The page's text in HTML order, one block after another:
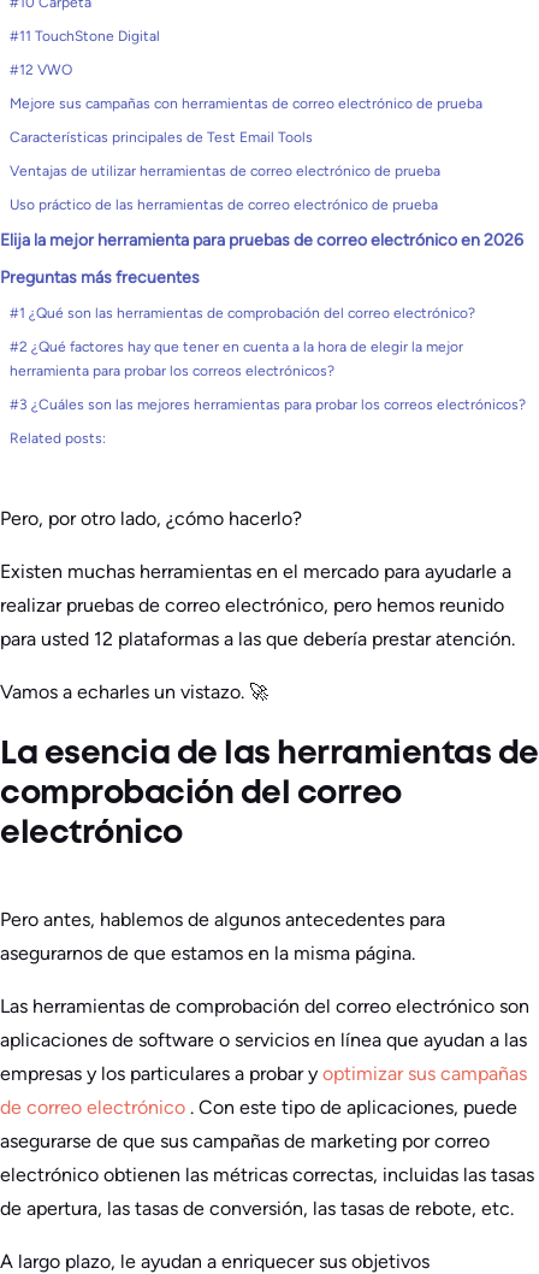
#11 TouchStone Digital
#12 VWO
Mejore sus campañas con herramientas de correo electrónico de prueba
Características principales de Test Email Tools
Ventajas de utilizar herramientas de correo electrónico de prueba
Uso práctico de las herramientas de correo electrónico de prueba
Elija la mejor herramienta para pruebas de correo electrónico en 2026
Preguntas más frecuentes
#1 ¿Qué son las herramientas de comprobación del correo electrónico?
#2 ¿Qué factores hay que tener en cuenta a la hora de elegir la mejor
herramienta para probar los correos electrónicos?
#3 ¿Cuáles son las mejores herramientas para probar los correos electrónicos?
Related posts:
Pero, por otro lado, ¿cómo hacerlo?
Existen muchas herramientas en el mercado para ayudarle a
realizar pruebas de correo electrónico, pero hemos reunido
para usted 12 plataformas a las que debería prestar atención.
Vamos a echarles un vistazo. 🚀
La esencia de las herramientas de
comprobación del correo
electrónico
Pero antes, hablemos de algunos antecedentes para
asegurarnos de que estamos en la misma página.
Las herramientas de comprobación del correo electrónico son
aplicaciones de software o servicios en línea que ayudan a las
empresas y los particulares a probar y optimizar sus campañas
de correo electrónico . Con este tipo de aplicaciones, puede
asegurarse de que sus campañas de marketing por correo
electrónico obtienen las métricas correctas, incluidas las tasas
de apertura, las tasas de conversión, las tasas de rebote, etc.
A largo plazo, le ayudan a enriquecer sus objetivos